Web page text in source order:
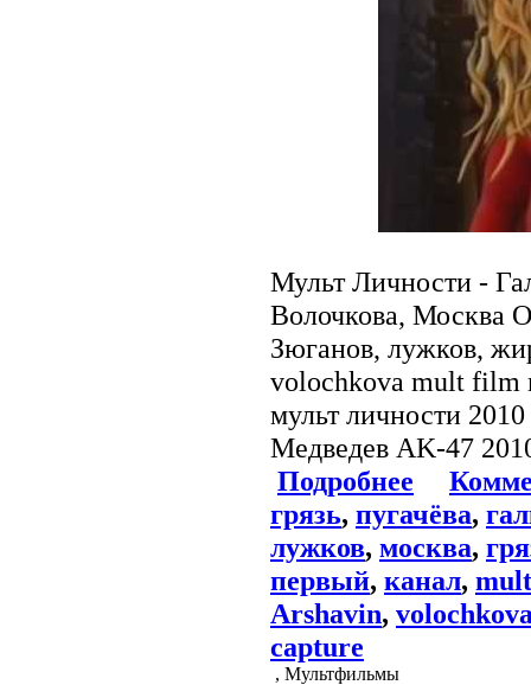
Мульт Личности -
Волочкова, Москва
Зюганов, лужков,
volochkova mult film
мульт личности
Медведев AK-47
Подробнее
грязь, пугачёва,
лужков, москва,
первый, канал, mult
Arshavin,
capture
, Мультфильмы